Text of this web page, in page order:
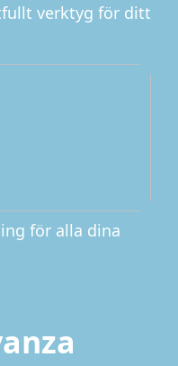
verktyg för ditt
för alla dina